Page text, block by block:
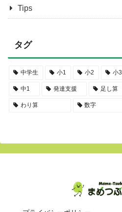
Tips
タグ
中学生 小1 小2 小3
中1 発達支援 足し算
わり算 数字